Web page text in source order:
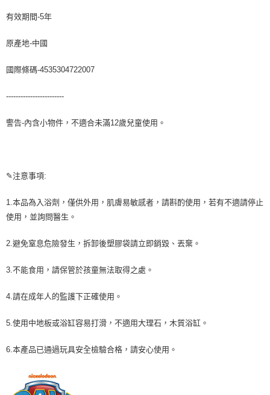
有效期間-5年
原產地-中國
國際條碼-4535304722007
------------------------
警告-內含小物件，不適合未滿12歲兒童使用。
✎注意事項:
1.本品為入浴劑，僅供外用，肌膚易敏感者，請斟酌使用，若有不適請停止
使用，並詢問醫生。
2.避免窒息危險發生，拆卸後塑膠袋請立即銷毀、丟棄。
3.不能食用，請保管於孩童無法取得之處。
4.請在成年人的監護下正確使用。
5.使用中地板或浴缸容易打滑，不適用大理石，木質浴缸。
6.本產品已通過玩具安全檢驗合格，請安心使用。